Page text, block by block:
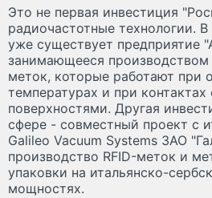
Это не первая инвестиция
радиочастотные технологии.
уже существует предприятие
занимающееся производством
меток, которые работают при
температурах и при
поверхностями. Другая
сфере - совместный проект с
Galileo Vacuum Systems ЗАО
производство RFID-меток и
упаковки на итальянско-
мощностях.